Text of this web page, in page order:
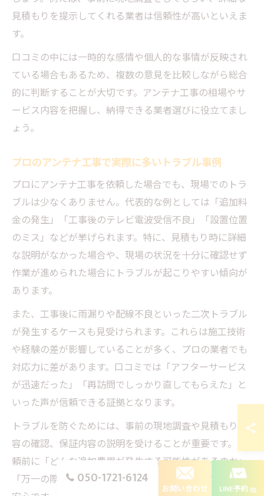
見積もりを提示してくれる業者は信頼性が高いといえま
す。
口コミの中には一時的な感情や個人的な事情が反映され
ている場合もあるため、複数の意見を比較しながら総合
的に判断することが大切です。アンテナ工事の相場やサ
ービス内容を把握し、納得できる業者選びに役立てまし
ょう。
プロのアンテナ工事で実際に多いトラブル事例
プロにアンテナ工事を依頼した場合でも、現場でのトラ
ブルは少なくありません。代表的な例としては「追加料
金の発生」「工事後のテレビ電波受信不良」「設置位置
のミス」などが挙げられます。特に、見積もり時に詳細
な説明がなかった場合や、現場の状況を十分に確認せず
作業が進められた場合にトラブルが起こりやすい傾向が
あります。
また、工事後に雨漏りや配線不良といった二次トラブル
が発生するケースも見受けられます。これらは施工技術
や経験の差が影響していることが多く、プロの業者でも
対応力に差があります。口コミでは「アフターサービス
が迅速だった」「再訪問でしっかり直してもらえた」と
いった声が信頼できる証拠となります。
トラブルを防ぐためには、事前の現地調査や見積もり内
容の確認、保証内容の説明を受けることが重要です。依
頼前に「どんな追加費用が発生する可能性があるのか」
「万一の際の対応はどうなるのか」を明確にしておくと
050-1721-6124
お問い合わせ LINE予約